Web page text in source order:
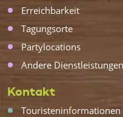
Erreichbarkeit
Tagungsorte
Partylocations
Andere Dienstleistungen
Kontakt
Touristeninformationen